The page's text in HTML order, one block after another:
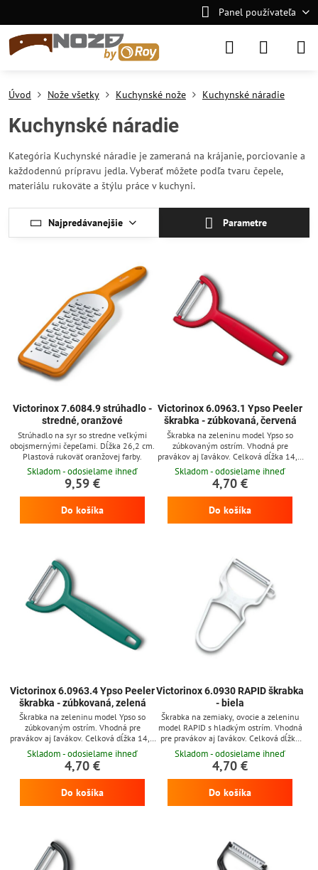
Panel používateľa
Úvod Nože všetky Kuchynské nože Kuchynské náradie
Kuchynské náradie
Kategória Kuchynské náradie je zameraná na krájanie, porciovanie a
každodennú prípravu jedla. Vyberať môžete podľa tvaru čepele,
materiálu rukoväte a štýlu práce v kuchyni.
Najpredávanejšie Parametre
Victorinox 7.6084.9 strúhadlo -
stredné, oranžové
Strúhadlo na syr so stredne veľkými
obojsmernými čepeľami. Dĺžka 26,2 cm.
Plastová rukoväť oranžovej farby.
Skladom - odosielame ihneď
9,59 €
Do košíka
Victorinox 6.0963.1 Ypso Peeler
škrabka - zúbkovaná, červená
Škrabka na zeleninu model Ypso so
zúbkovaným ostrím. Vhodná pre
pravákov aj ľavákov. Celková dĺžka 14,5
cm. Červená plastová rukoväť.
Skladom - odosielame ihneď
4,70 €
Do košíka
Victorinox 6.0963.4 Ypso Peeler
škrabka - zúbkovaná, zelená
Škrabka na zeleninu model Ypso so
zúbkovaným ostrím. Vhodná pre
pravákov aj ľavákov. Celková dĺžka 14,5
cm. Zelená plastová rukoväť.
Skladom - odosielame ihneď
4,70 €
Do košíka
Victorinox 6.0930 RAPID škrabka
- biela
Škrabka na zemiaky, ovocie a zeleninu
model RAPID s hladkým ostrím. Vhodná
pre pravákov aj ľavákov. Celková dĺžka
11 cm. Biela plastová rukoväť.
Skladom - odosielame ihneď
4,70 €
Do košíka